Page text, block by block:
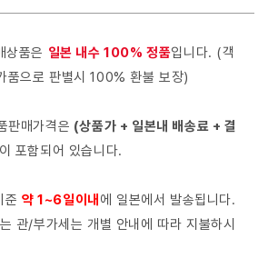
상품은 일본 내수 100% 정품입니다. (객
품으로 판별시 100% 환불 보장)
판매가격은 (상품가 + 일본내 배송료 + 결
포함되어 있습니다.
준 약 1~6일이내 에 일본에서 발송됩니다.
관/부가세는 개별 안내에 따라 지불하시